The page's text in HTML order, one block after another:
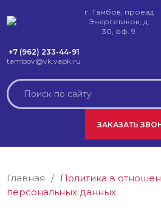
г. Тамбов, проезд
Энергетиков, д.
30, оф. 9
+7 (962) 233-44-91
tambov@vk.vapk.ru
ЗАКАЗАТЬ
Главная / Политика в
персональных данных